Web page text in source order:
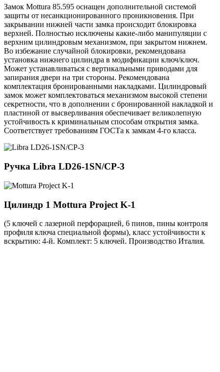
Замок Mottura 85.595 оснащен дополнительной системой
защиты от несанкционированного проникновения. При
закрывании нижней части замка происходит блокировка
верхней. Полностью исключены какие-либо манипуляции с
верхним цилиндровым механизмом, при закрытом нижнем.
Во избежание случайной блокировки, рекомендована
установка нижнего цилиндра в модификации ключ/ключ.
Может устанавливаться с вертикальными приводами для
запирания двери на три стороны. Рекомендована
комплектация бронированными накладками. Цилиндровый
замок может комплектоваться механизмом высокой степени
секретности, что в дополнении с бронированной накладкой и
пластиной от высверливания обеспечивает великолепную
устойчивость к криминальным способам открытия замка.
Соответствует требованиям ГОСТа к замкам 4-го класса.
Ручка Libra LD26-1SN/CP-3
Цилиндр 1 Mottura Project K-1
(5 ключей с лазерной перфорацией, 6 пинов, пины контроля
профиля ключа специальной формы), класс устойчивости к
вскрытию: 4-й. Комплект: 5 ключей. Производство Италия.